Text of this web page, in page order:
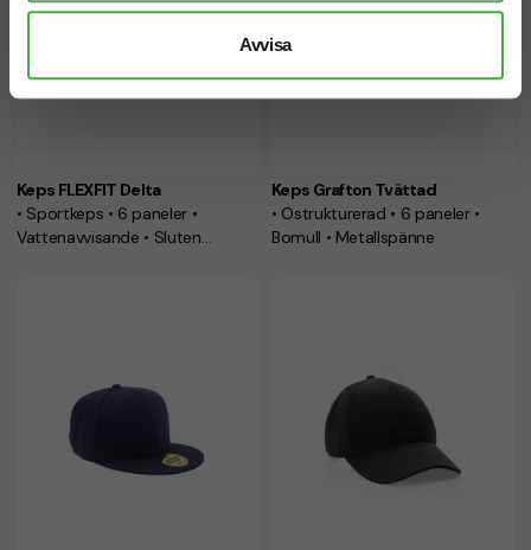
Avvisa
Keps FLEXFIT Delta
• Sportkeps • 6 paneler •
Vattenavvisande • Sluten
Keps Grafton Tvättad
• Ostrukturerad • 6 paneler •
Bomull • Metallspänne